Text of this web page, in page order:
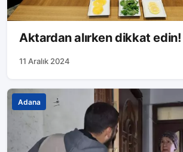
Aktardan alırken dikkat edin!
11 Aralık 2024
Adana